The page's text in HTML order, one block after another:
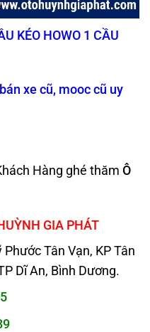
KÉO HOWO 1 CẦU
xe cũ, mooc cũ uy
Hàng ghé thăm Ô
GIA PHÁT
Phước Tân Vạn, KP Tân
Dĩ An, Bình Dương.